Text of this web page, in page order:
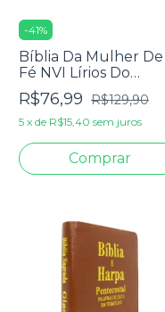
-41%
Bíblia Da Mulher De
Fé NVI Lírios Do
Campo
R$76,99 R$129,90
5 x de R$15,40 sem juros